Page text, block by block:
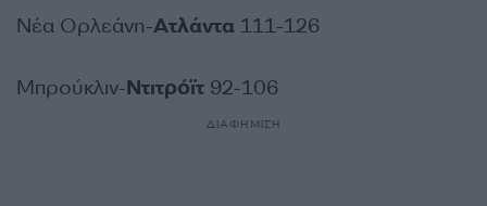
Νέα Ορλεάνη-Ατλάντα 111-126
Μπρούκλιν-Ντιτρόϊτ 92-106
ΔΙΑΦΗΜΙΣΗ